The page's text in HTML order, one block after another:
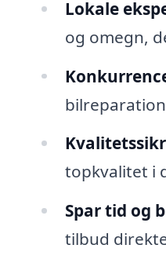
Lokale
og omegn,
topkvalitet i
Spar tid og
tilbud